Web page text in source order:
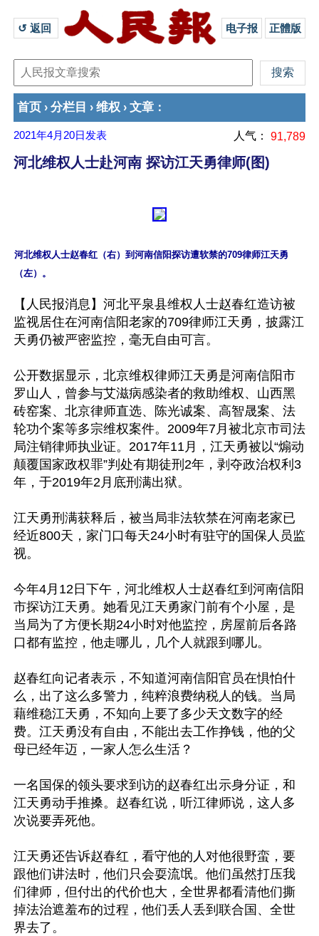
↺ 返回 电子报 正體版
首页 › 分栏目 › 维权 › 文章 ：
2021年4月20日 发表 人气： 91,789
河北维权人士赴河南 探访江天勇律师(图)
河北维权人士赵春红（右）到河南信阳探访遭软禁的709律师江天勇
【人民报消息】河北平泉县维权人士赵春红造访被
监视居住在河南信阳老家的709律师江天勇，披露江
天勇仍被严密监控，毫无自由可言。
公开数据显示，北京维权律师江天勇是河南信阳市
罗山人，曾参与艾滋病感染者的救助维权、山西黑
砖窑案、北京律师直选、陈光诚案、高智晟案、法
轮功个案等多宗维权案件。2009年7月被北京市司法
局注销律师执业证。2017年11月，江天勇被以“煽动
颠覆国家政权罪”判处有期徒刑2年，剥夺政治权利3
年，于2019年2月底刑满出狱。
江天勇刑满获释后，被当局非法软禁在河南老家已
经近800天，家门口每天24小时有驻守的国保人员监
视。
今年4月12日下午，河北维权人士赵春红到河南信阳
市探访江天勇。她看见江天勇家门前有个小屋，是
当局为了方便长期24小时对他监控，房屋前后各路
口都有监控，他走哪儿，几个人就跟到哪儿。
赵春红向记者表示，不知道河南信阳官员在惧怕什
么，出了这么多警力，纯粹浪费纳税人的钱。当局
藉维稳江天勇，不知向上要了多少天文数字的经
费。江天勇没有自由，不能出去工作挣钱，他的父
母已经年迈，一家人怎么生活？
一名国保的领头要求到访的赵春红出示身分证，和
江天勇动手推搡。赵春红说，听江律师说，这人多
次说要弄死他。
江天勇还告诉赵春红，看守他的人对他很野蛮，要
跟他们讲法时，他们只会耍流氓。他们虽然打压我
们律师，但付出的代价也大，全世界都看清他们撕
掉法治遮羞布的过程，他们丢人丢到联合国、全世
界去了。